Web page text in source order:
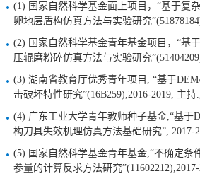
(1) 国家自然科学基金面上项目，“基于复
卵地层盾构仿真方法与实验研究
(2) 国家自然科学基金青年基金项目，“基
压辊磨粉碎仿真方法与实验研究
(3) 湖南省教育厅优秀青年项目, “基于
击破坏特性研究”(16B259),2016-2019, 主持.,
(4) 广东工业大学青年教师种子基金,“基于
构刀具失效机理仿真方法基础研究”, 2017-
(5) 国家自然科学基金青年基金,“不确定条
参量的计算反求方法研究”(11602212),2017-